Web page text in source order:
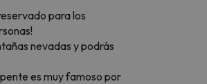
para los
nevadas y podrás
es muy famoso por